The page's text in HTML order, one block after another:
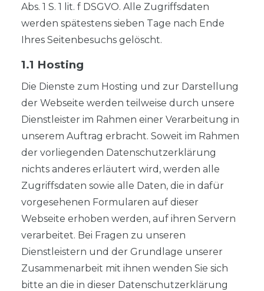
Abs. 1 S. 1 lit. f DSGVO. Alle Zugriffsdaten
werden spätestens sieben Tage nach Ende
Ihres Seitenbesuchs gelöscht.
1.1 Hosting
Die Dienste zum Hosting und zur Darstellung
der Webseite werden teilweise durch unsere
Dienstleister im Rahmen einer Verarbeitung in
unserem Auftrag erbracht. Soweit im Rahmen
der vorliegenden Datenschutzerklärung
nichts anderes erläutert wird, werden alle
Zugriffsdaten sowie alle Daten, die in dafür
vorgesehenen Formularen auf dieser
Webseite erhoben werden, auf ihren Servern
verarbeitet. Bei Fragen zu unseren
Dienstleistern und der Grundlage unserer
Zusammenarbeit mit ihnen wenden Sie sich
bitte an die in dieser Datenschutzerklärung